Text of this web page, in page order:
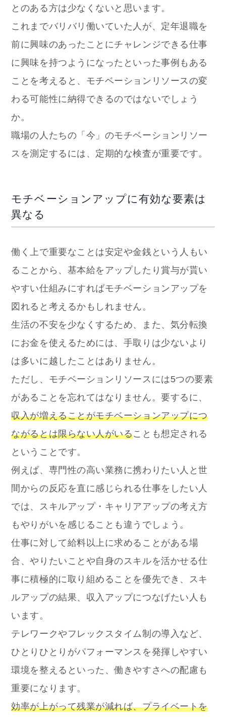
とのある方は少なくないと思います。
これまでバリバリ働いていた人が、定年退職を
前に興味のあったことにチャレンジできる仕事
に興味を持つようになったといった事例もある
ことを考えると、モチベーションリソースの変
わる可能性に納得できるのではないでしょう
か。
職場の人たちの「今」のモチベーションリソー
スを測定するには、定期的な検査が重要です。
モチベーションアップに有効な要素は
異なる
働く上で重要なことは安定や金銭という人もい
ることから、基本給をアップしたり賞与が貰い
やすい仕組みにすればモチベーションアップを
図れると考えるかもしれません。
生活の不安を少なくするため、また、気分転換
にお金を使えるためには、手取りは少ないより
は多いに越したことはありません。
ただし、モチベーションリソースには5つの要素
があることを忘れてはなりません。要するに、
収入が増えることがモチベーションアップにつ
ながるとは限らない人がいることも想定される
ということです。
例えば、専門性の高い業務に携わりたい人と世
間からの反応を直に感じられる仕事をしたい人
では、スキルアップ・キャリアアップの考え方
もやりがいを感じることも違うでしょう。
仕事に対して給料以上に求めることがある場
合、やりたいことや自身のスキルを活かせる仕
事に積極的に取り組めることを優先でき、スキ
ルアップの結果、収入アップにつなげたい人も
います。
テレワークやフレックスタイム制の導入など、
ひとりひとりがパフォーマンスを発揮しやすい
環境を整えるといった、働きやすさへの配慮も
重要になります。
効率が上がって残業が減れば、プライベートを